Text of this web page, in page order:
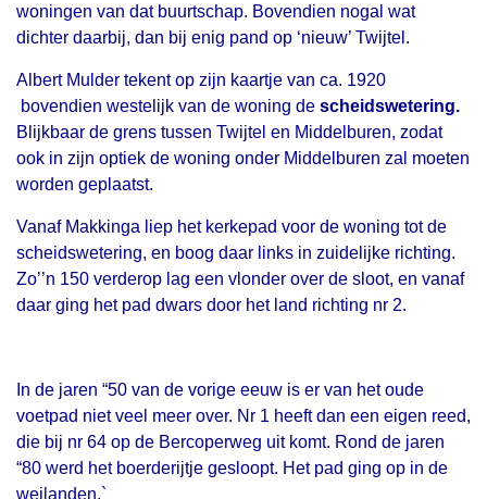
woningen van dat buurtschap. Bovendien nogal wat
dichter daarbij, dan bij enig pand op ‘nieuw’ Twijtel.
Albert Mulder tekent op zijn kaartje van ca. 1920
bovendien westelijk van de woning de scheidswetering.
Blijkbaar de grens tussen Twijtel en Middelburen, zodat
ook in zijn optiek de woning onder Middelburen zal moeten
worden geplaatst.
Vanaf Makkinga liep het kerkepad voor de woning tot de
scheidswetering, en boog daar links in zuidelijke richting.
Zo’’n 150 verderop lag een vlonder over de sloot, en vanaf
daar ging het pad dwars door het land richting nr 2.
In de jaren “50 van de vorige eeuw is er van het oude
voetpad niet veel meer over. Nr 1 heeft dan een eigen reed,
die bij nr 64 op de Bercoperweg uit komt. Rond de jaren
“80 werd het boerderijtje gesloopt. Het pad ging op in de
weilanden.`